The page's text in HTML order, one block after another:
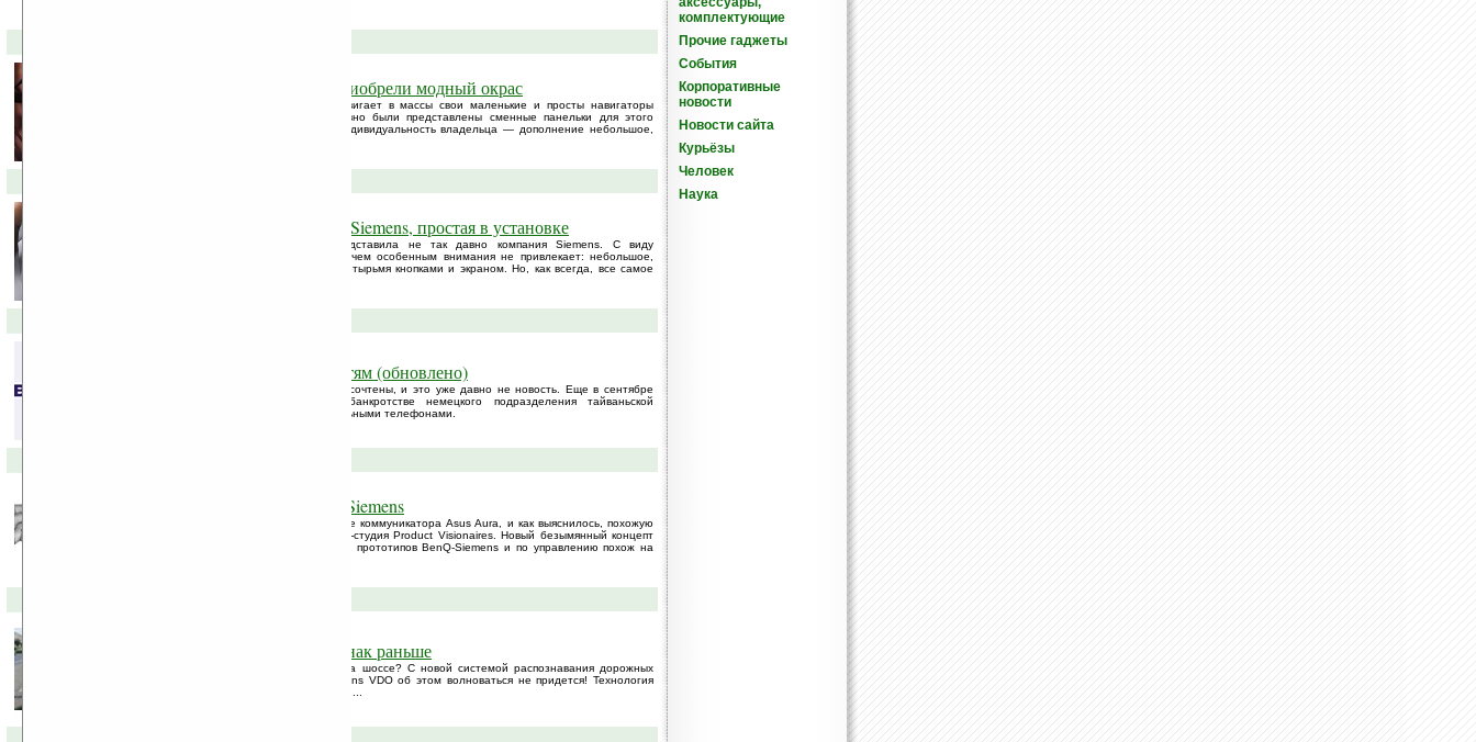
Навигаторы FS Loox N100 приобрели модный окрас
Компания Fujitsu Siemens активно продвигает в массы свои маленькие и просты навигаторы
линейки Pocket Loox N100. Не так давно были представлены сменные панельки для этого
наладонника, позволяющие выразить индивидуальность владельца — дополнение небольшое,
Универсальная сигнализация Siemens, простая в установке
Довольно любопытное устройство представила не так давно компания Siemens. С виду
сигнализационная система AySystem ничем особенным внимания не привлекает: небольшое,
размером с колоду карт, устройство с четырьмя кнопками и экраном. Но, как всегда, все самое
BenQ Mobile продадут по частям (обновлено)
Дни мюнхенской компании BenQ Mobile сочтены, и это уже давно не новость. Еще в сентябре
прошлого года было объявлено о банкротстве немецкого подразделения тайваньской
корпорации BenQ, занимавшегося мобильными телефонами.
Виртуальный телефон BenQ-Siemens
Сегодня мы рассказывали вам о концепте коммуникатора Asus Aura, и как выяснилось, похожую
идею предложила BenQ-Siemens дизайн-студия Product Visionaires. Новый безымянный концепт
дополняет линейку описанных год назад прототипов BenQ-Siemens и по управлению похож на
Машина заметит дорожный знак раньше
Бывает, не замечаете дорожный знак на шоссе? C новой системой распознавания дорожных
знаков (Traffic Sign Recognition) от Siemens VDO об этом волноваться не придется! Технология
комплектующие
Прочие гаджеты
События
Корпоративные
новости
Новости сайта
Курьёзы
Человек
Наука